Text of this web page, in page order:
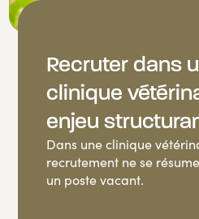
Recruter dans
clinique
enjeu
Dans une clinique
recrutement ne se
un poste vacant.